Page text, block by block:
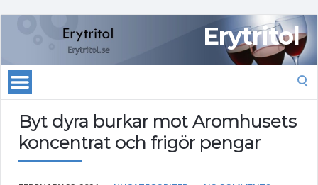
Erytritol
Byt dyra burkar mot Aromhusets
koncentrat och frigör pengar